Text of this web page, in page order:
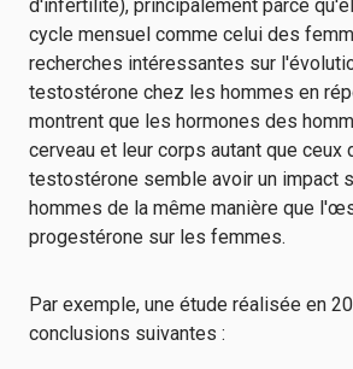
d'infertilité), principalement parce
cycle mensuel comme celui des
recherches intéressantes sur
testostérone chez les hommes en
montrent que les hormones des
cerveau et leur corps autant que ceux
testostérone semble avoir un impact
hommes de la même manière que
progestérone sur les femmes.
Par exemple, une étude réalisée en
conclusions suivantes :